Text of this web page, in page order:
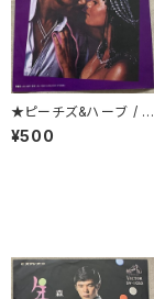
★ピーチズ&ハーブ / シ
ェイク・ユア・グルーヴ
¥500